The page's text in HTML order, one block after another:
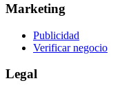
Marketing
Publicidad
Verificar negocio
Legal